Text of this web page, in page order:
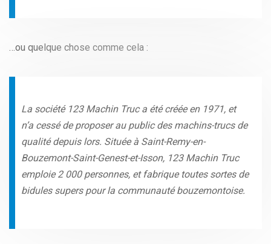
…ou quelque chose comme cela :
La société 123 Machin Truc a été créée en 1971, et
n’a cessé de proposer au public des machins-trucs de
qualité depuis lors. Située à Saint-Remy-en-
Bouzemont-Saint-Genest-et-Isson, 123 Machin Truc
emploie 2 000 personnes, et fabrique toutes sortes de
bidules supers pour la communauté bouzemontoise.